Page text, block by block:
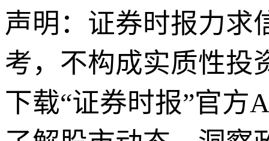
声明：证券时报力求
考，不构成实质性投
下载“证券时报”官方